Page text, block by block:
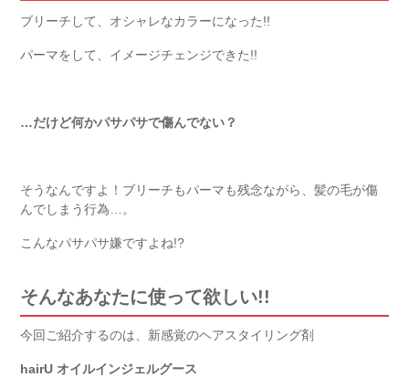
ブリーチして、オシャレなカラーになった!!
パーマをして、イメージチェンジできた!!
…だけど何かパサパサで傷んでない？
そうなんですよ！ブリーチもパーマも残念ながら、髪の毛が傷
んでしまう行為…。
こんなパサパサ嫌ですよね!?
そんなあなたに使って欲しい!!
今回ご紹介するのは、新感覚のヘアスタイリング剤
hairU オイルインジェルグース